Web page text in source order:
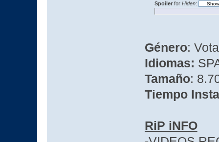
Spoilerfor Hiden:
Género:
Idiomas:
Tamaño:
Tiempo
RiP iNFO